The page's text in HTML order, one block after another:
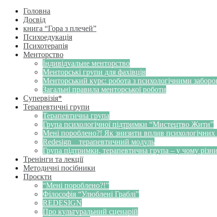
Головна
Досвід
книга “Гора з плечей”
Психоедукація
Психотерапія
Менторство
Індивідуальне менторство
Менторські групи для фахівців
Менторський курс: робота з психологічними
Загальні правила менторської роботи
Супервізія*
Терапевтичні групи
Терапевтична група
Група психологічної підтримки “Мистецтво Жити”
Мені пороблено?! Як знизити вплив психологічних
Redesign _ терапевтичний модуль
Група підтримки, терапевтична група – у чому
Тренінги та лекції
Методичні посібники
Проєкти
“Мені пороблено?!”
Філософія “Улюблені Граблі”
REDESIGN
Про культуральний сценарій